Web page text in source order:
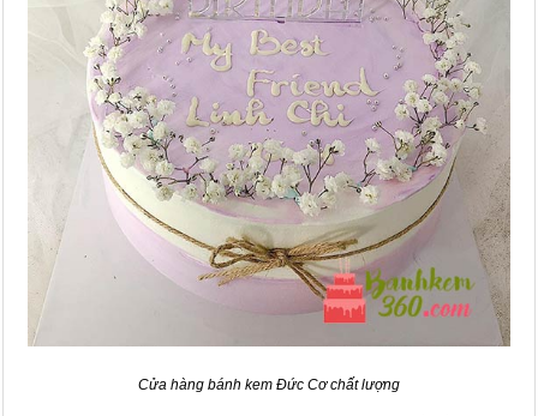
Cửa hàng bánh kem Đức Cơ chất lượng